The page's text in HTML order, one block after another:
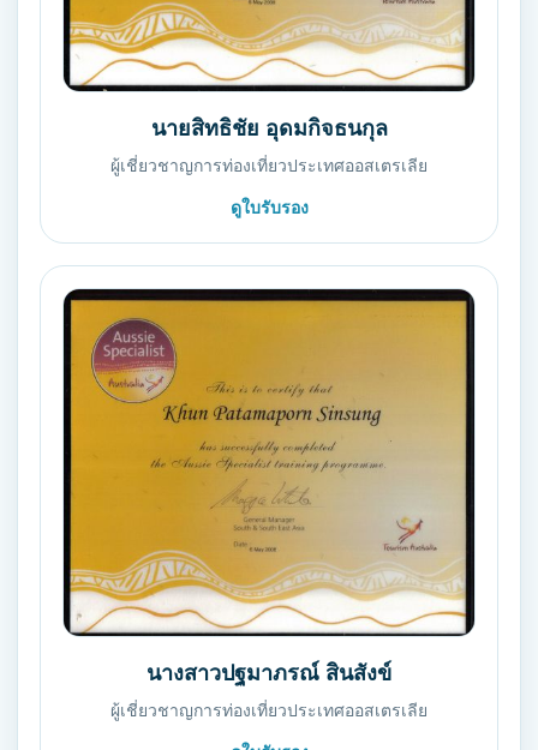
นายสิทธิชัย อุดมกิจธนกุล
ผู้เชี่ยวชาญการท่องเที่ยวประเทศออสเตรเลีย
ดูใบรับรอง
นางสาวปฐมาภรณ์ สินสังข์
ผู้เชี่ยวชาญการท่องเที่ยวประเทศออสเตรเลีย